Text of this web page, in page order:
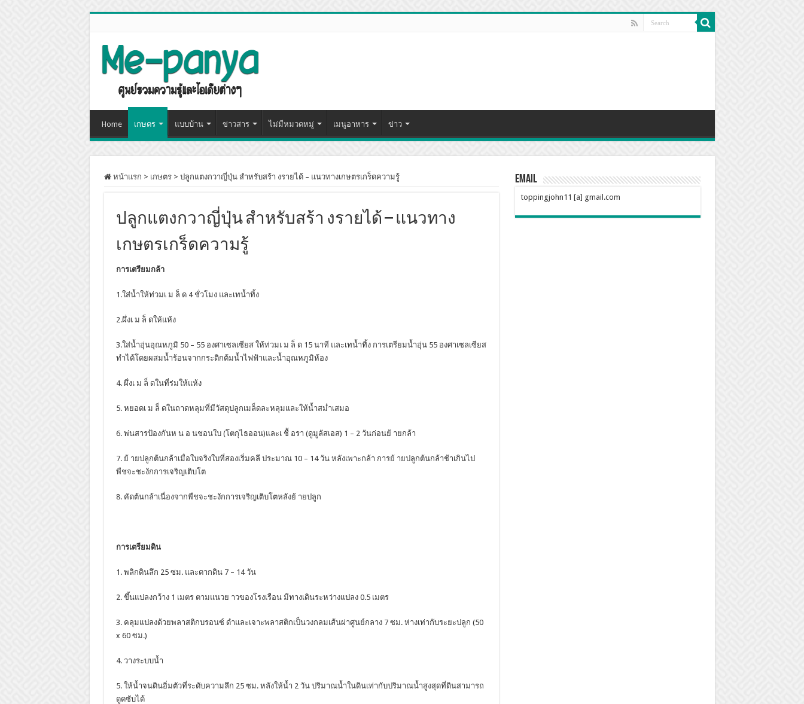
Home เกษตร แบบบ้าน ข่าวสาร ไม่มีหมวดหมู่ เมนูอาหาร ข่าว
หน้าแรก > เกษตร > ปลูกแตงกวาญี่ปุ่น สำหรับสร้า งรายได้ – แนวทางเกษตรเกร็ดความรู้
ปลูกแตงกวาญี่ปุ่น สำหรับสร้า งรายได้ – แนวทาง
เกษตรเกร็ดความรู้
การเตรียมกล้า
1.ใส่น้ำให้ท่วมเ ม ล็ ด 4 ชั่วโมง และเทน้ำทิ้ง
2.ผึ่งเ ม ล็ ดให้แห้ง
3.ใส่น้ำอุ่นอุณหภูมิ 50 – 55 องศาเซลเซียส ให้ท่วมเ ม ล็ ด 15 นาที และเทน้ำทิ้ง การเตรียมน้ำอุ่น 55 องศาเซลเซียส
ทำได้โดยผสมน้ำร้อนจากกระติกต้มน้ำไฟฟ้าและน้ำอุณหภูมิห้อง
4. ผึ่งเ ม ล็ ดในที่ร่มให้แห้ง
5. หยอดเ ม ล็ ดในถาดหลุมที่มีวัสดุปลูกเมล็ดละหลุมและให้น้ำสม่ำเสมอ
6. พ่นสารป้องกันห น อ นชอนใบ (โตกุไธออน)และเ ชื้ อรา (ดูมูลัสเอส) 1 – 2 วันก่อนย้ ายกล้า
7. ย้ ายปลูกต้นกล้าเมื่อใบจริงใบที่สองเริ่มคลี ประมาณ 10 – 14 วัน หลังเพาะกล้า การย้ ายปลูกต้นกล้าช้าเกินไป
พืชจะชะงักการเจริญเติบโต
8. คัดต้นกล้าเนื่องจากพืชจะชะงักการเจริญเติบโตหลังย้ ายปลูก
การเตรียมดิน
1. พลิกดินลึก 25 ซม. และตากดิน 7 – 14 วัน
2. ขึ้นแปลงกว้าง 1 เมตร ตามแนวย าวของโรงเรือน มีทางเดินระหว่างแปลง 0.5 เมตร
3. คลุมแปลงด้วยพลาสติกบรอนซ์ ดำและเจาะพลาสติกเป็นวงกลมเส้นผ่าศูนย์กลาง 7 ซม. ห่างเท่ากับระยะปลูก (50
x 60 ซม.)
4. วางระบบน้ำ
5. ให้น้ำจนดินอิ่มตัวที่ระดับความลึก 25 ซม. หลังให้น้ำ 2 วัน ปริมาณน้ำในดินเท่ากับปริมาณน้ำสูงสุดที่ดินสามารถ
ดูดซับได้
Email
toppingjohn11 [a] gmail.com